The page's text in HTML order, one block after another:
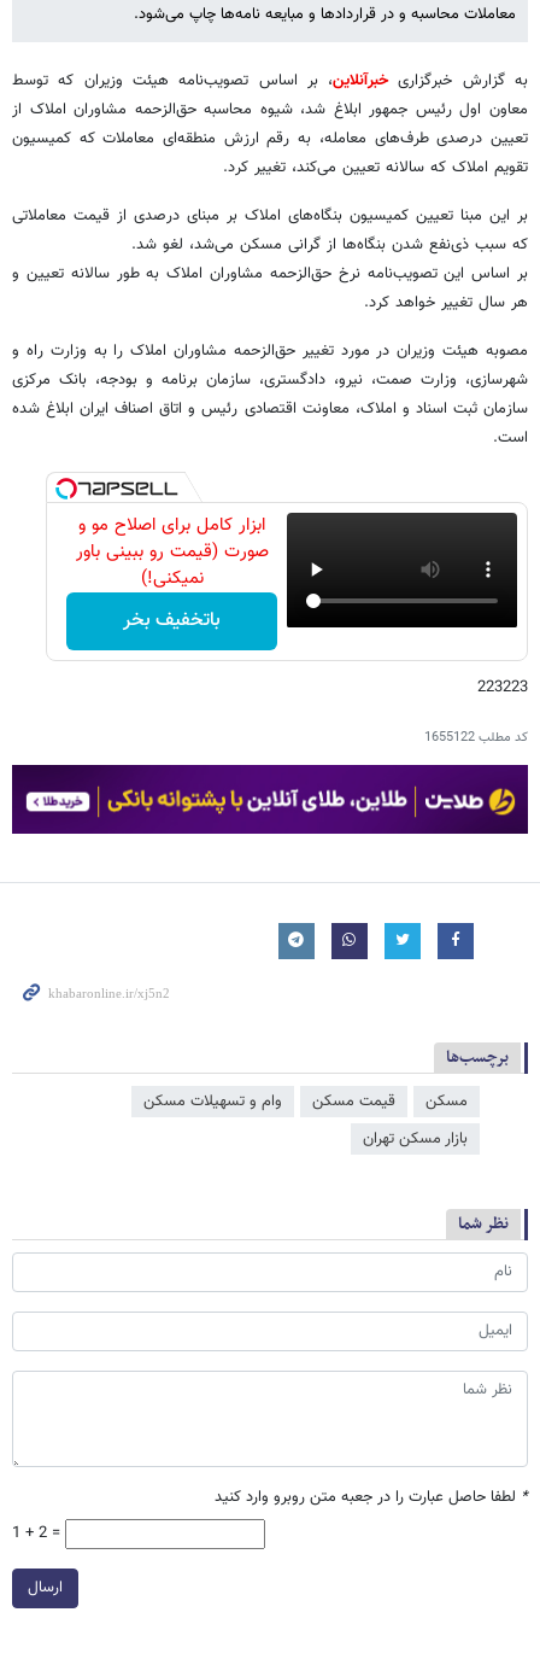
معاملات محاسبه و در قراردادها و مبایعه نامه‌ها چاپ می‌شود.
به گزارش خبرگزاریخبرآنلاین، بر اساس تصویب‌نامه هیئت وزیران که توسط
معاون اول رئیس جمهور ابلاغ شد، شیوه محاسبه حق‌الزحمه مشاوران املاک از
تعیین درصدی طرف‌های معامله، به رقم ارزش منطقه‌ای معاملات که کمیسیون
تقویم املاک که سالانه تعیین می‌کند، تغییر کرد.
بر این مبنا تعیین کمیسیون بنگاه‌های املاک بر مبنای درصدی از قیمت معاملاتی
که سبب ذی‌نفع شدن بنگاه‌ها از گرانی مسکن می‌شد، لغو شد.
بر اساس این تصویب‌نامه نرخ حق‌الزحمه مشاوران املاک به طور سالانه تعیین و
هر سال تغییر خواهد کرد.
مصوبه هیئت وزیران در مورد تغییر حق‌الزحمه مشاوران املاک را به وزارت راه و
شهرسازی، وزارت صمت، نیرو، دادگستری، سازمان برنامه و بودجه، بانک مرکزی
سازمان ثبت اسناد و املاک، معاونت اقتصادی رئیس و اتاق اصناف ایران ابلاغ شده
است.
ابزار کامل برای اصلاح مو و
صورت (قیمت رو ببینی باور
نمیکنی!)
باتخفیف بخر
223223
کد مطلب1655122
برچسب‌ها
مسکن قیمت مسکن
وام و تسهیلات مسکن
بازار مسکن تهران
نظر شما
* لطفا حاصل عبارت را در جعبه متن روبرو وارد کنید
1 + 2 =
ارسال